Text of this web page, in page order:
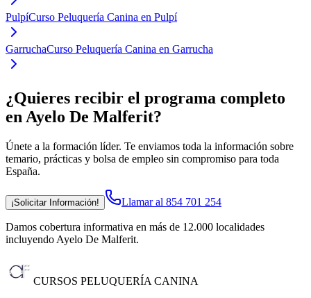
PulpíCurso Peluquería Canina en Pulpí
GarruchaCurso Peluquería Canina en Garrucha
¿Quieres recibir el programa completo
en Ayelo De Malferit?
Únete a la formación líder. Te enviamos toda la información sobre
temario, prácticas y bolsa de empleo sin compromiso para toda
España.
¡Solicitar Información! Llamar al 854 701 254
Damos cobertura informativa en más de 12.000 localidades
incluyendo Ayelo De Malferit.
CURSOS PELUQUERÍA CANINA